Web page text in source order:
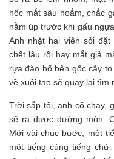
hốc mắt sâu hoắm, chắc
nằm úp trước khi gấu
Anh nhặt hai viên sỏi
chết lâu rồi hay mắt giả
rựa đào hố bên gốc cây
về xuôi tao sẽ quay lại tìm
Trời sắp tối, anh cố chạy,
sẽ ra được đường mòn.
Mới vài chục bước, một
một tiếng cùng tiếng